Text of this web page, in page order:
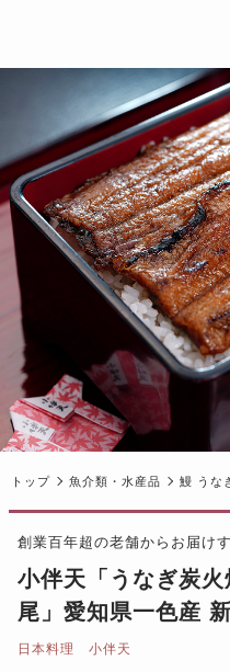
トップ 魚介類・水産品 鰻 うな
創業百年超の老舗からお届け
小伴天「うなぎ炭
尾」愛知県一色産
日本料理 小伴天